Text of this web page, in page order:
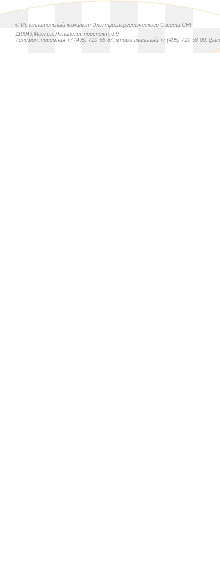
© Исполнительный комитет Электроэнергетического Совета СНГ
119049,Москва, Ленинский проспект, д.9
Телефон: приемная +7 (495) 710-56-87, многоканальный +7 (495) 710-58-00,